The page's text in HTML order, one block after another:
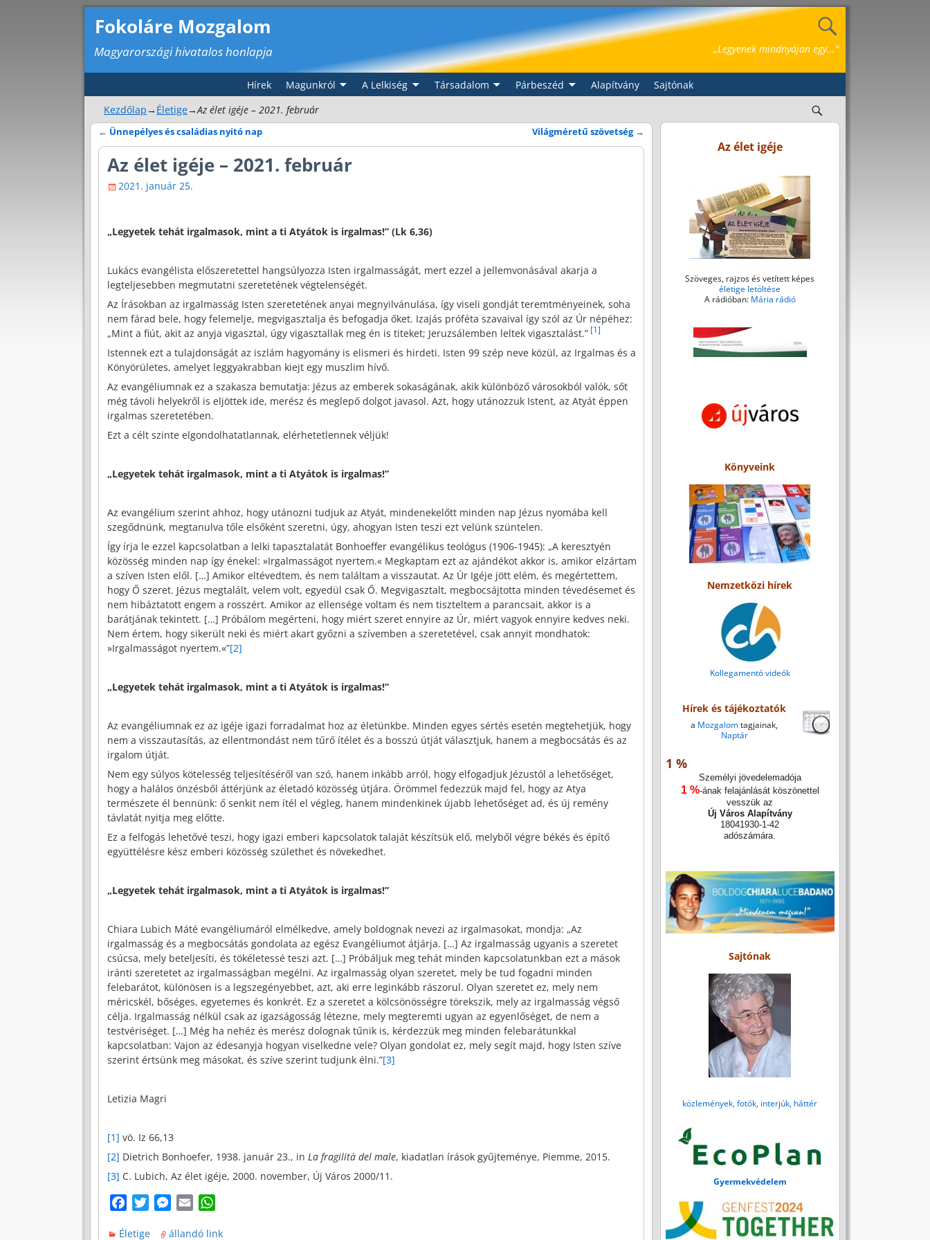
Fokoláre Mozgalom
Magyarországi hivatalos honlapja „Legyenek mindnyájan egy..."
Hírek Magunkról A Lelkiség Társadalom Párbeszéd Alapítvány
Sajtónak
Kezdőlap→ Életige→Az élet igéje – 2021. február
Bejegyzés navigáció
← Ünnepélyes és családias nyitó nap Világméretű szövetség →
Az élet igéje – 2021. február
2021. január 25.
„Legyetek tehát irgalmasok, mint a ti Atyátok is irgalmas!” (Lk 6,36)
Lukács evangélista előszeretettel hangsúlyozza Isten irgalmasságát, mert ezzel a jellemvonásával akarja a
legteljesebben megmutatni szeretetének végtelenségét.
Az Írásokban az irgalmasság Isten szeretetének anyai megnyilvánulása, így viseli gondját teremtményeinek, soha
nem fárad bele, hogy felemelje, megvigasztalja és befogadja őket. Izajás próféta szavaival így szól az Úr népéhez:
„Mint a fiút, akit az anyja vigasztal, úgy vigasztallak meg én is titeket; Jeruzsálemben leltek vigasztalást.” [1]
Istennek ezt a tulajdonságát az iszlám hagyomány is elismeri és hirdeti. Isten 99 szép neve közül, az Irgalmas és a
Könyörületes, amelyet leggyakrabban kiejt egy muszlim hívő.
Az evangéliumnak ez a szakasza bemutatja: Jézus az emberek sokaságának, akik különböző városokból valók, sőt
még távoli helyekről is eljöttek ide, merész és meglepő dolgot javasol. Azt, hogy utánozzuk Istent, az Atyát éppen
irgalmas szeretetében.
Ezt a célt szinte elgondolhatatlannak, elérhetetlennek véljük!
„Legyetek tehát irgalmasok, mint a ti Atyátok is irgalmas!”
Az evangélium szerint ahhoz, hogy utánozni tudjuk az Atyát, mindenekelőtt minden nap Jézus nyomába kell
szegődnünk, megtanulva tőle elsőként szeretni, úgy, ahogyan Isten teszi ezt velünk szüntelen.
Így írja le ezzel kapcsolatban a lelki tapasztalatát Bonhoeffer evangélikus teológus (1906-1945): „A keresztyén
közösség minden nap így énekel: »Irgalmasságot nyertem.« Megkaptam ezt az ajándékot akkor is, amikor elzártam
a szíven Isten elől. […] Amikor eltévedtem, és nem találtam a visszautat. Az Úr Igéje jött elém, és megértettem,
hogy Ő szeret. Jézus megtalált, velem volt, egyedül csak Ő. Megvigasztalt, megbocsájtotta minden tévedésemet és
nem hibáztatott engem a rosszért. Amikor az ellensége voltam és nem tiszteltem a parancsait, akkor is a
barátjának tekintett. […] Próbálom megérteni, hogy miért szeret ennyire az Úr, miért vagyok ennyire kedves neki.
Nem értem, hogy sikerült neki és miért akart győzni a szívemben a szeretetével, csak annyit mondhatok:
»Irgalmasságot nyertem.«”[2]
„Legyetek tehát irgalmasok, mint a ti Atyátok is irgalmas!”
Az evangéliumnak ez az igéje igazi forradalmat hoz az életünkbe. Minden egyes sértés esetén megtehetjük, hogy
nem a visszautasítás, az ellentmondást nem tűrő ítélet és a bosszú útját választjuk, hanem a megbocsátás és az
irgalom útját.
Nem egy súlyos kötelesség teljesítéséről van szó, hanem inkább arról, hogy elfogadjuk Jézustól a lehetőséget,
hogy a halálos önzésből áttérjünk az életadó közösség útjára. Örömmel fedezzük majd fel, hogy az Atya
természete él bennünk: ő senkit nem ítél el végleg, hanem mindenkinek újabb lehetőséget ad, és új remény
távlatát nyitja meg előtte.
Ez a felfogás lehetővé teszi, hogy igazi emberi kapcsolatok talaját készítsük elő, melyből végre békés és építő
együttélésre kész emberi közösség születhet és növekedhet.
„Legyetek tehát irgalmasok, mint a ti Atyátok is irgalmas!”
Chiara Lubich Máté evangéliumáról elmélkedve, amely boldognak nevezi az irgalmasokat, mondja: „Az
irgalmasság és a megbocsátás gondolata az egész Evangéliumot átjárja. […] Az irgalmasság ugyanis a szeretet
csúcsa, mely beteljesíti, és tökéletessé teszi azt. […] Próbáljuk meg tehát minden kapcsolatunkban ezt a mások
iránti szeretetet az irgalmasságban megélni. Az irgalmasság olyan szeretet, mely be tud fogadni minden
felebarátot, különösen is a legszegényebbet, azt, aki erre leginkább rászorul. Olyan szeretet ez, mely nem
méricskél, bőséges, egyetemes és konkrét. Ez a szeretet a kölcsönösségre törekszik, mely az irgalmasság végső
célja. Irgalmasság nélkül csak az igazságosság létezne, mely megteremti ugyan az egyenlőséget, de nem a
testvériséget. […] Még ha nehéz és merész dolognak tűnik is, kérdezzük meg minden felebarátunkkal
kapcsolatban: Vajon az édesanyja hogyan viselkedne vele? Olyan gondolat ez, mely segít majd, hogy Isten szíve
szerint értsünk meg másokat, és szíve szerint tudjunk élni.”[3]
Letizia Magri
[1] vö. Iz 66,13
[2] Dietrich Bonhoefer, 1938. január 23., in La fragilità del male, kiadatlan írások gyűjteménye, Piemme, 2015.
[3] C. Lubich, Az élet igéje, 2000. november, Új Város 2000/11.
c
i
M
s
a
a
Életige állandó link
Az élet igéje
Szöveges, rajzos és vetített képes
életige letöltése
A rádióban: Mária rádió
Könyveink
Nemzetközi hírek
Kollegamentó videók
Hírek és tájékoztatók
a Mozgalomtagjainak,
Naptár
1 %
Személyi jövedelemadója
1 %-ának felajánlását köszönettel
vesszük az
Új Város Alapítvány
18041930-1-42
adószámára.
Sajtónak
közlemények, fotók, interjúk, háttér
Gyermekvédelem